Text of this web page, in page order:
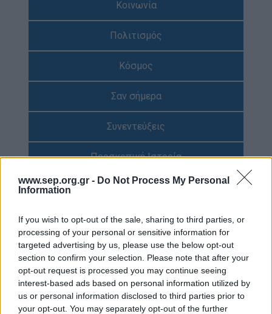
www.sep.org.gr - Do Not Process My Personal
Information
If you wish to opt-out of the sale, sharing to third parties, or
processing of your personal or sensitive information for
targeted advertising by us, please use the below opt-out
section to confirm your selection. Please note that after your
opt-out request is processed you may continue seeing
interest-based ads based on personal information utilized by
us or personal information disclosed to third parties prior to
your opt-out. You may separately opt-out of the further
Η Προσκοπική Μέθοδος
Προσκοπικό Πρόγραμμα
Στόχοι Βιώσιμης Ανάπτυξης
Earth Tribe
#HeForShe
Βρείτε μας
Νέα & Blog
Νέα
Blog
Ευκαιρίες Καριέρας
Κοινωνία
Πολιτισμός
Κόσμος
Σαν σήμερα
Συνεντεύξεις
Προσκοπική Ιστορία
Περιβάλλον
Έρευνες
Διαγωνισμός
Scouts4SDGs